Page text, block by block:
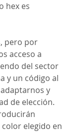
hex es
pero por
acceso a
del sector
y un código al
y
de elección.
elegido en